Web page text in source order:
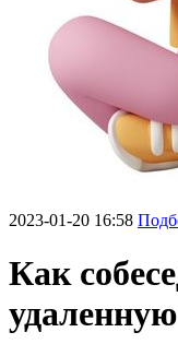
2023-01-20 16:58
Как